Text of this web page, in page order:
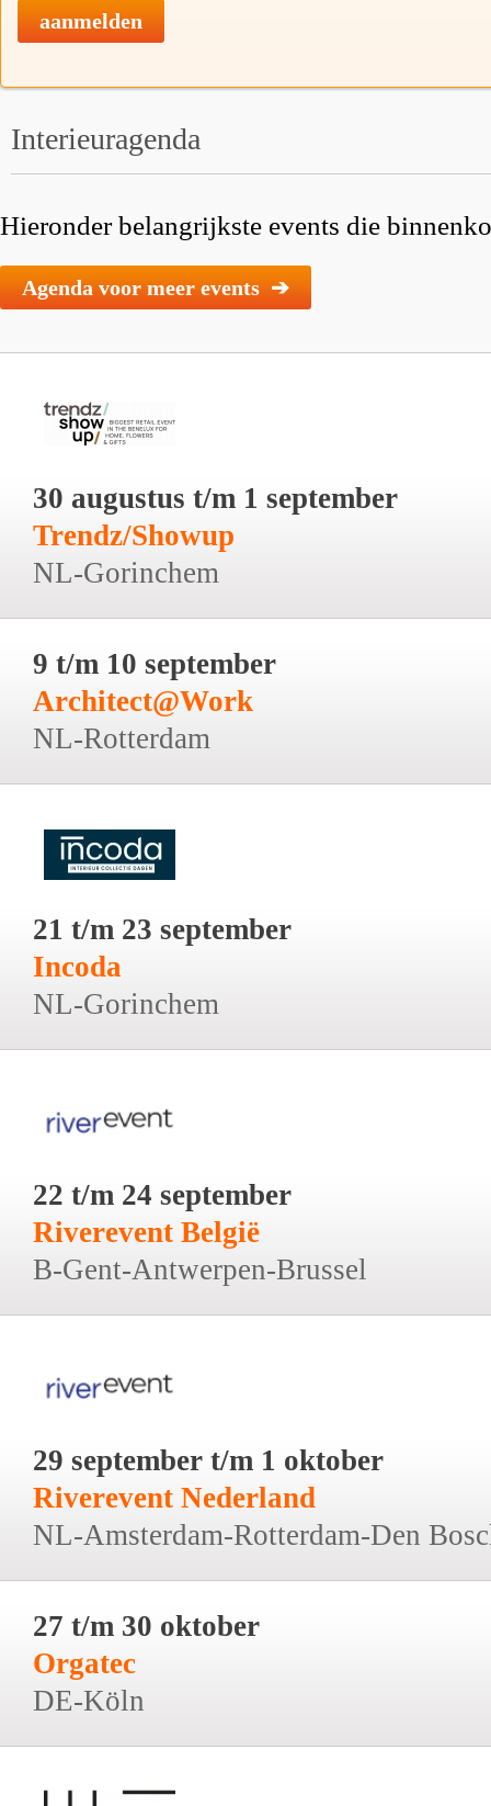
aanmelden
Interieuragenda
Hieronder belangrijkste events die
Agenda voor meer events ➔
30 augustus t/m 1 september
Trendz/Showup
NL-Gorinchem
9 t/m 10 september
Architect@Work
NL-Rotterdam
21 t/m 23 september
Incoda
NL-Gorinchem
22 t/m 24 september
Riverevent België
B-Gent-Antwerpen-Brussel
29 september t/m 1 oktober
Riverevent Nederland
NL-Amsterdam-Rotterdam-Den
27 t/m 30 oktober
Orgatec
DE-Köln